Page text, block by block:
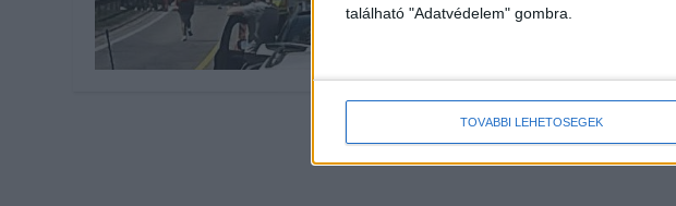
található "Adatvédelem" gombra.
TOVÁBBI LEHETŐSÉGEK